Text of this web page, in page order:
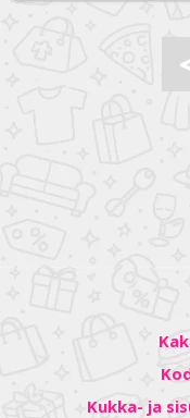
Kukka- ja